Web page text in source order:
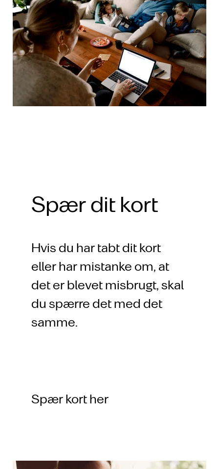
Spær dit kort
Hvis du har tabt dit kort
eller har mistanke om, at
det er blevet misbrugt, skal
du spærre det med det
samme.
Spær kort her